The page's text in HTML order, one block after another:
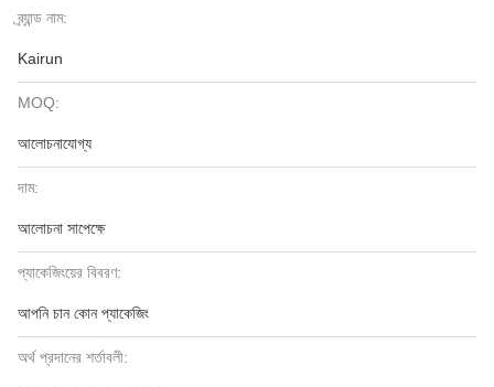
ব্র্যান্ড নাম:
Kairun
MOQ:
আলোচনাযোগ্য
দাম:
আলোচনা সাপেক্ষে
প্যাকেজিংয়ের বিবরণ:
আপনি চান কোন প্যাকেজিং
অর্থ প্রদানের শর্তাবলী: